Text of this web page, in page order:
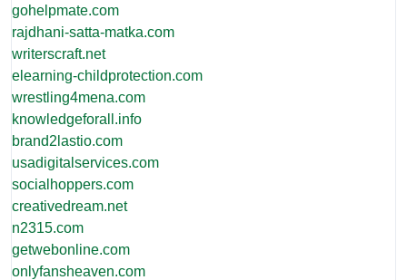
gohelpmate.com
rajdhani-satta-matka.com
writerscraft.net
elearning-childprotection.com
wrestling4mena.com
knowledgeforall.info
brand2lastio.com
usadigitalservices.com
socialhoppers.com
creativedream.net
n2315.com
getwebonline.com
onlyfansheaven.com